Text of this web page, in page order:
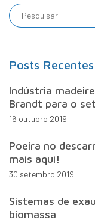
Posts Recentes
Indústria
Brandt para o
16 outubro 2019
Poeira no
mais aqui!
30 setembro 2019
Sistemas de
biomassa